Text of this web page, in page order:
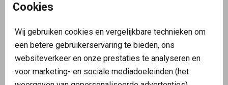
Cookies
Wij gebruiken cookies en vergelijkbare technieken om
een betere gebruikerservaring te bieden, ons
websiteverkeer en onze prestaties te analyseren en
voor marketing- en sociale mediadoeleinden (het